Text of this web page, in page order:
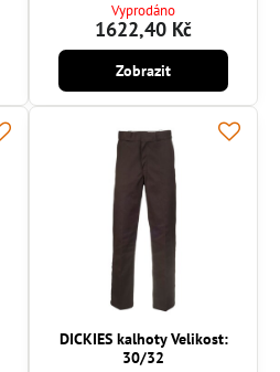
Vyprodáno
1622,40 Kč
Zobrazit
DICKIES kalhoty Velikost:
30/32